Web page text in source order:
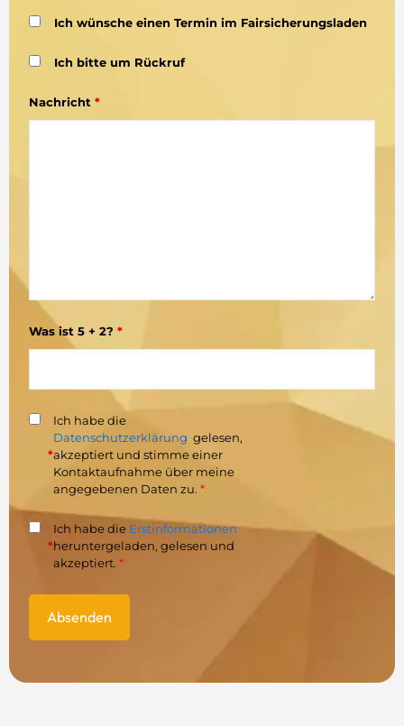
Ich wünsche einen Termin im Fairsicherungsladen
Ich bitte um Rückruf
Nachricht *
Was ist 5 + 2? *
*
Ich habe die
Datenschutzerklärung gelesen,
akzeptiert und stimme einer
Kontaktaufnahme über meine
angegebenen Daten zu. *
*
Ich habe die Erstinformationen
heruntergeladen, gelesen und
akzeptiert. *